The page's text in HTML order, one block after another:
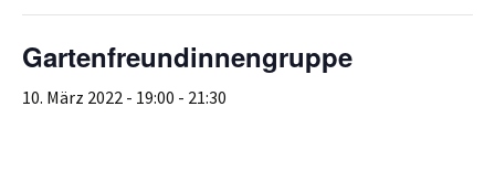
Gartenfreundinnengruppe
10. März 2022 - 19:00 - 21:30